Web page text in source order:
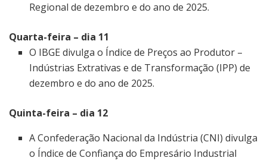
Regional de dezembro e do ano de 2025.
Quarta-feira – dia 11
O IBGE divulga o Índice de Preços ao Produtor –
Indústrias Extrativas e de Transformação (IPP) de
dezembro e do ano de 2025.
Quinta-feira – dia 12
A Confederação Nacional da Indústria (CNI) divulga
o Índice de Confiança do Empresário Industrial